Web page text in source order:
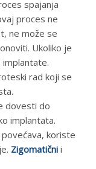
spajanja
proces ne
ne može se
Ukoliko je
rad koji se
dovesti do
implantata.
koriste
Zigomatični i